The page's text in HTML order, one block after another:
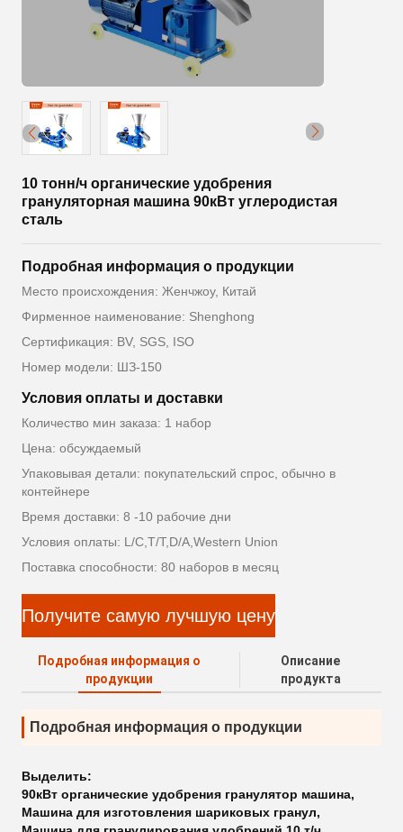
10 тонн/ч органические удобрения
грануляторная машина 90кВт углеродистая
сталь
Подробная информация о продукции
Место происхождения: Женчжоу, Китай
Фирменное наименование: Shenghong
Сертификация: BV, SGS, ISO
Номер модели: ШЗ-150
Условия оплаты и доставки
Количество мин заказа: 1 набор
Цена: обсуждаемый
Упаковывая детали: покупательский спрос, обычно в
контейнере
Время доставки: 8 -10 рабочие дни
Условия оплаты: L/C,T/T,D/A,Western Union
Поставка способности: 80 наборов в месяц
Получите самую лучшую цену
Подробная информация о
продукции
Описание
продукта
Подробная информация о продукции
Выделить:
90кВт органические удобрения гранулятор машина,
Машина для изготовления шариковых гранул,